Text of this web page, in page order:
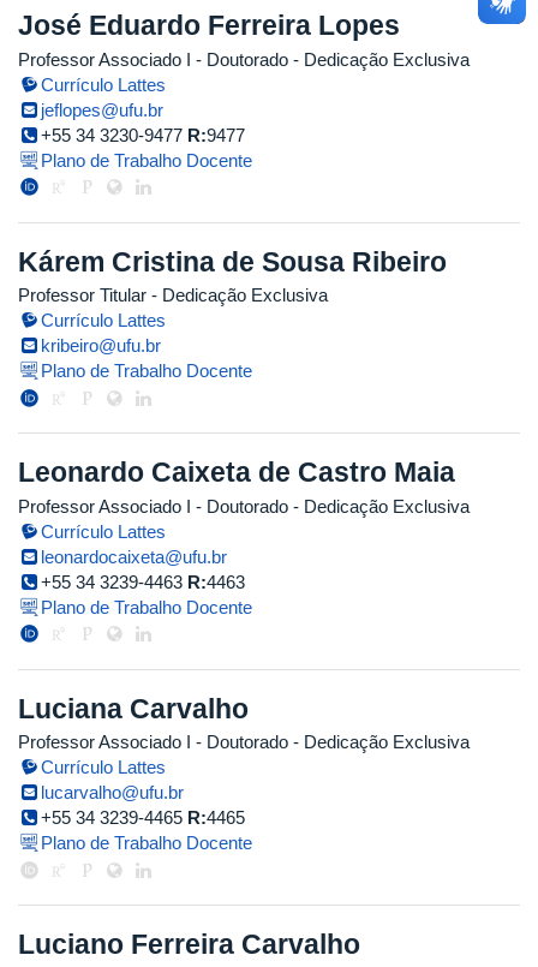
José Eduardo Ferreira Lopes
Professor Associado I - Doutorado - Dedicação Exclusiva
Currículo Lattes
jeflopes@ufu.br
+55 34 3230-9477 R:9477
Plano de Trabalho Docente
Kárem Cristina de Sousa Ribeiro
Professor Titular - Dedicação Exclusiva
Currículo Lattes
kribeiro@ufu.br
Plano de Trabalho Docente
Leonardo Caixeta de Castro Maia
Professor Associado I - Doutorado - Dedicação Exclusiva
Currículo Lattes
leonardocaixeta@ufu.br
+55 34 3239-4463 R:4463
Plano de Trabalho Docente
Luciana Carvalho
Professor Associado I - Doutorado - Dedicação Exclusiva
Currículo Lattes
lucarvalho@ufu.br
+55 34 3239-4465 R:4465
Plano de Trabalho Docente
Luciano Ferreira Carvalho